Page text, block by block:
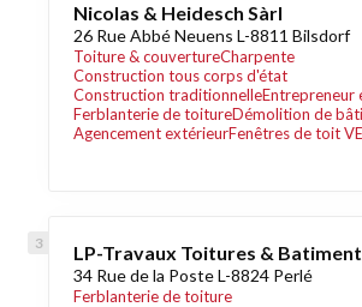
Nicolas & Heidesch Sàrl
26 Rue Abbé Neuens L-8811 Bilsdorf
Toiture & couvertureCharpente
Construction tous corps d'état
Construction traditionnelleEntrepreneur
Ferblanterie de toitureDémolition de
Agencement extérieurFenêtres de toit
LP-Travaux Toitures & Batiment
34 Rue de la Poste L-8824 Perlé
Ferblanterie de toiture